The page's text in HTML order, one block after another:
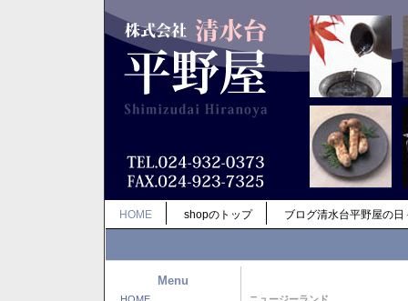
HOME shopのトップ ブログ清水台平野屋の日
Menu